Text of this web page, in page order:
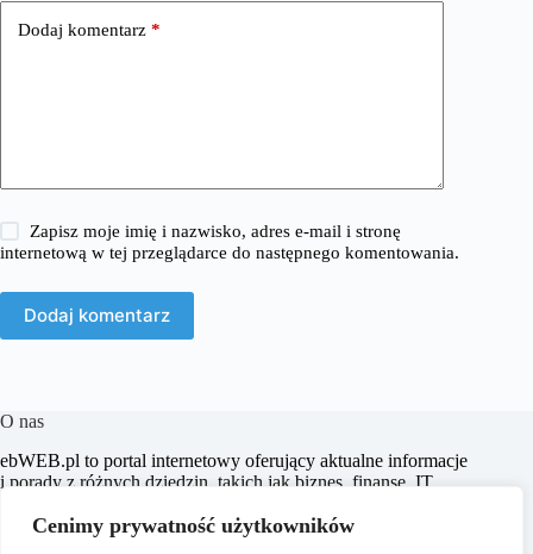
Cenimy prywatność użytkowników
Dodaj komentarz *
Zapisz moje imię i nazwisko, adres e-mail i stronę
internetową w tej przeglądarce do następnego komentowania.
Dodaj komentarz
O nas
​ebWEB.pl to portal internetowy oferujący aktualne informacje
i porady z różnych dziedzin, takich jak biznes, finanse, IT,
dostarczanie rzetelnych i inspirujących treści, które wspierają